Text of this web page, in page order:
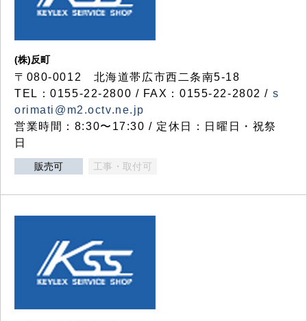
(株)反町
〒080-0012 北海道帯広市西二条南5-18
TEL：0155-22-2800 / FAX：0155-22-2802 / s
orimati@m2.octv.ne.jp
営業時間：8:30〜17:30 / 定休日：日曜日・祝祭
日
販売可 工事・取付可